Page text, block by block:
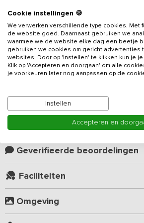
Beschrijving
Midden op het bosrijke Sallandse
vakantieadres voor 25 personen, voorzien
verblijft exclusief met je eigen groep op
terrein. Je beschikt over een groot
aanwezig. De halfopen kapschuur (16 x 10
om onder alle weersomstandigheden
organiseren.
goede voorzieningen, zoals een dubbele
ook een enkel hoog-laagbed) en een ruime
accommodatie is op de begane grond
vriendelijk voor mindervaliden. Boven zijn
ruime badkamer, een apart toilet en een
terrasbalkon. De accommodatie heeft
Lees meer
Kamer indeling
Geverifieerde beoordelingen
Faciliteiten
Omgeving
Cookie instellingen 🍪
We verwerken verschillende type cookies. Met
de website goed. Daarnaast gebruiken we
waarmee we de website elke dag een beetje
gebruiken we cookies om gericht advertenties
websites. Door op 'Instellen' te klikken kun je je
Klik op 'Accepteren en doorgaan' om alle
je voorkeuren later nog aanpassen op de
Instellen
Accepteren en